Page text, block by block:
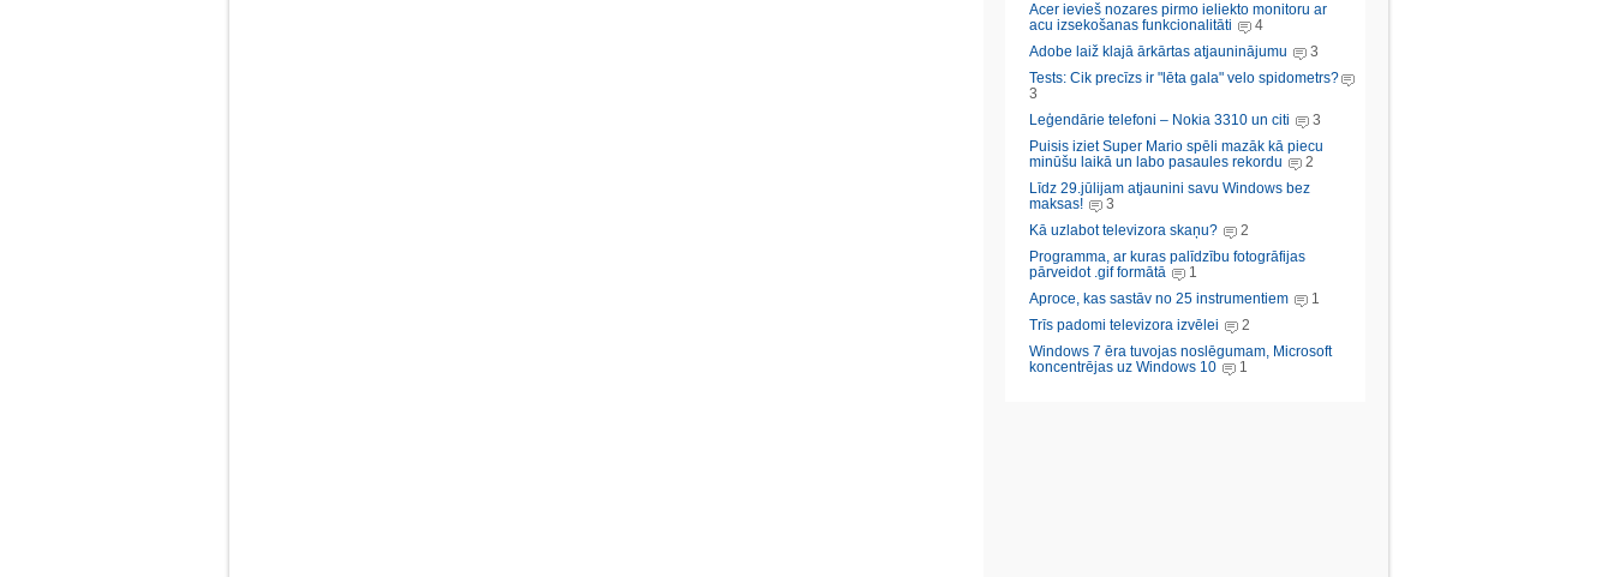
Acer ievieš nozares pirmo ieliekto monitoru ar
acu izsekošanas funkcionalitāti
4
Adobe laiž klajā ārkārtas atjauninājumu
3
Tests: Cik precīzs ir "lēta gala" velo spidometrs?
3
Leģendārie telefoni – Nokia 3310 un citi
3
Puisis iziet Super Mario spēli mazāk kā piecu
minūšu laikā un labo pasaules rekordu
2
Līdz 29.jūlijam atjaunini savu Windows bez
maksas!
3
Kā uzlabot televizora skaņu?
2
Programma, ar kuras palīdzību fotogrāfijas
pārveidot .gif formātā
1
Aproce, kas sastāv no 25 instrumentiem
1
Trīs padomi televizora izvēlei
2
Windows 7 ēra tuvojas noslēgumam, Microsoft
koncentrējas uz Windows 10
1